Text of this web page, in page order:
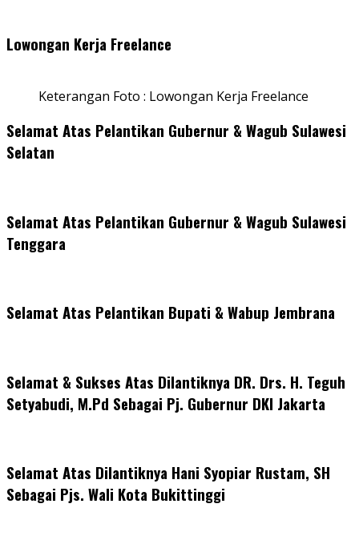
Lowongan Kerja Freelance
Keterangan Foto : Lowongan Kerja Freelance
Selamat Atas Pelantikan Gubernur & Wagub Sulawesi
Selatan
Selamat Atas Pelantikan Gubernur & Wagub Sulawesi
Tenggara
Selamat Atas Pelantikan Bupati & Wabup Jembrana
Selamat & Sukses Atas Dilantiknya DR. Drs. H. Teguh
Setyabudi, M.Pd Sebagai Pj. Gubernur DKI Jakarta
Selamat Atas Dilantiknya Hani Syopiar Rustam, SH
Sebagai Pjs. Wali Kota Bukittinggi